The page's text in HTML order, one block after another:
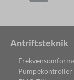
Antriftsteknik
Pumpekontroller